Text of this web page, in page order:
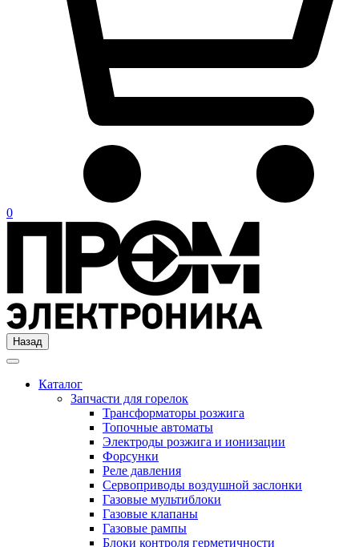
0
Назад
Каталог
Запчасти для горелок
Трансформаторы розжига
Топочные автоматы
Электроды розжига и ионизации
Форсунки
Реле давления
Сервоприводы воздушной заслонки
Газовые мультиблоки
Газовые клапаны
Газовые рампы
Блоки контроля герметичности